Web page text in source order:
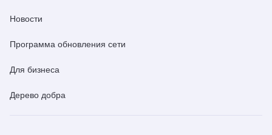
Новости
Программа обновления сети
Для бизнеса
Дерево добра